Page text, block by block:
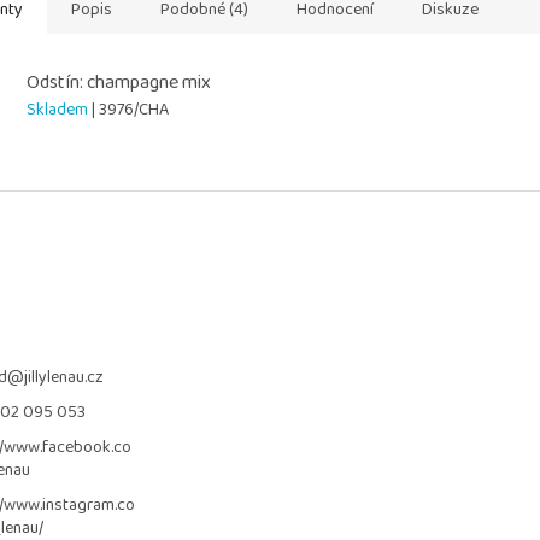
Popis Podobné (4) Hodnocení Diskuze
Odstín: champagne mix
Skladem| 3976/CHA
@jillylenau.cz
095 053